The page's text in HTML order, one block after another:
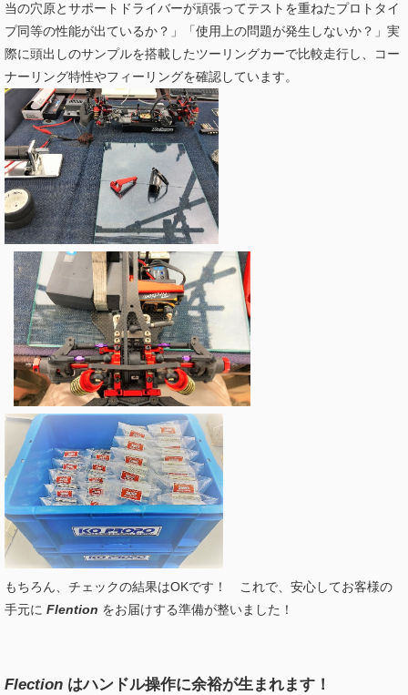
当の穴原とサポートドライバーが頑張ってテストを重ねたプロトタイ
プ同等の性能が出ているか？」「使用上の問題が発生しないか？」実
際に頭出しのサンプルを搭載したツーリングカーで比較走行し、コー
ナーリング特性やフィーリングを確認しています。
もちろん、チェックの結果はOKです！ これで、安心してお客様の
手元に Flention をお届けする準備が整いました！
Flection はハンドル操作に余裕が生まれます！